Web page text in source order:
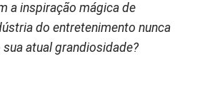
a inspiração mágica de
do entretenimento nunca
atual grandiosidade?